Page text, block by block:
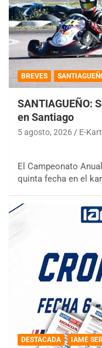
BREVES
SANTIAGUEÑO:
en Santiago
5 agosto, 2026 E-Kart
El Campeonato
quinta fecha en el
DESTACADA IAME